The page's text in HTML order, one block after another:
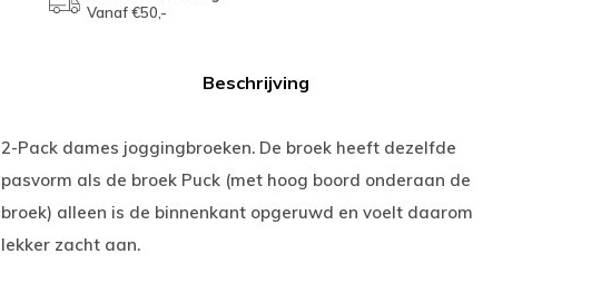
Vanaf €50,-
Beschrijving
2-Pack dames joggingbroeken. De broek heeft dezelfde
pasvorm als de broek Puck (met hoog boord onderaan de
broek) alleen is de binnenkant opgeruwd en voelt daarom
lekker zacht aan.